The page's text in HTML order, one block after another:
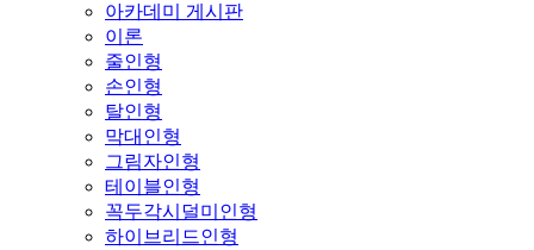
아카데미 게시판
이론
줄인형
손인형
탈인형
막대인형
그림자인형
테이블인형
꼭두각시덜미인형
하이브리드인형